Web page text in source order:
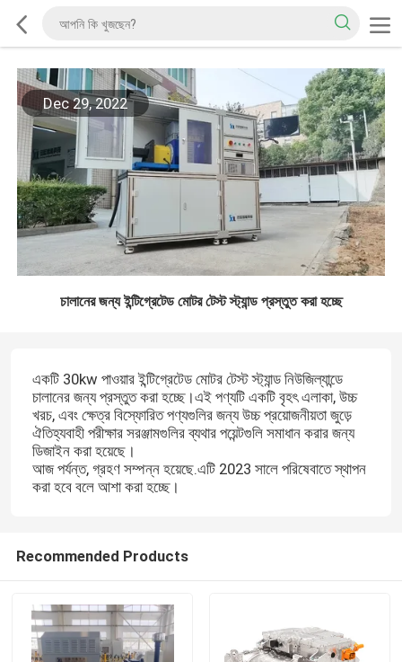
Dec 29, 2022
চালানের জন্য ইন্টিগ্রেটেড মোটর টেস্ট স্ট্যান্ড প্রস্তুত করা হচ্ছে
একটি 30kw পাওয়ার ইন্টিগ্রেটেড মোটর টেস্ট স্ট্যান্ড নিউজিল্যান্ডে
চালানের জন্য প্রস্তুত করা হচ্ছে।এই পণ্যটি একটি বৃহৎ এলাকা, উচ্চ
খরচ, এবং ক্ষেত্র বিস্ফোরিত পণ্যগুলির জন্য উচ্চ প্রয়োজনীয়তা জুড়ে
ঐতিহ্যবাহী পরীক্ষার সরঞ্জামগুলির ব্যথার পয়েন্টগুলি সমাধান করার জন্য
ডিজাইন করা হয়েছে।
আজ পর্যন্ত, গ্রহণ সম্পন্ন হয়েছে.এটি 2023 সালে পরিষেবাতে স্থাপন
করা হবে বলে আশা করা হচ্ছে।
Recommended Products